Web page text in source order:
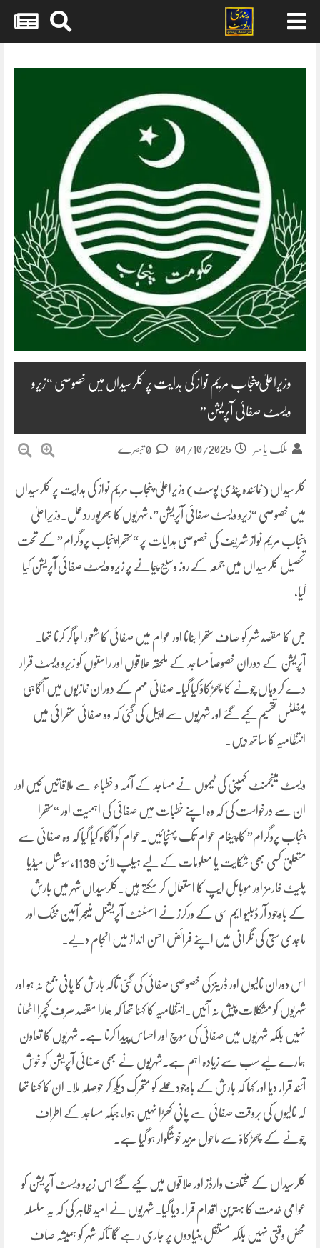
content
وزیراعلیٰ پنجاب مریم نواز کی ہدایت پر کلرسیداں میں خصوصی “زیرو
ویسٹ صفائی آپریشن”
ملک یاسر 04/10/2025
کلرسیداں (نمائندہ پنڈی پوسٹ) وزیراعلیٰ پنجاب مریم نواز کی ہدایت پر کلرسیداں
میں خصوصی “زیرو ویسٹ صفائی آپریشن”، شہریوں کا بھرپور ردعمل۔وزیراعلیٰ
پنجاب مریم نواز شریف کی خصوصی ہدایات پر “ستھرا پنجاب پروگرام” کے تحت
تحصیل کلرسیداں میں جمعہ کے روز وسیع پیمانے پر زیرو ویسٹ صفائی آپریشن کیا
گیا،
جس کا مقصد شہر کو صاف ستھرا بنانا اور عوام میں صفائی کا شعور اجاگر کرنا تھا۔
آپریشن کے دوران خصوصاً مساجد کے ملحقہ علاقوں اور راستوں کو زیرو ویسٹ قرار
دے کر وہاں چونے کا چھڑکاؤ کیا گیا۔ صفائی مہم کے دوران نمازیوں میں آگاہی
پمفلٹس تقسیم کیے گئے اور شہریوں سے اپیل کی گئی کہ وہ صفائی ستھرائی میں
انتظامیہ کا ساتھ دیں۔
ویسٹ مینجمنٹ کمپنی کی ٹیموں نے مساجد کے آئمہ و خطباء سے ملاقاتیں کیں اور
ان سے درخواست کی کہ وہ اپنے خطبات میں صفائی کی اہمیت اور “ستھرا
پنجاب پروگرام” کا پیغام عوام تک پہنچائیں۔عوام کو آگاہ کیا گیا کہ وہ صفائی سے
متعلق کسی بھی شکایت یا معلومات کے لیے ہیلپ لائن 1139، سوشل میڈیا
پلیٹ فارمز اور موبائل ایپ کا استعمال کر سکتے ہیں۔کلرسیداں شہر میں بارش
کے باوجود آر ڈبلیو ایم سی کے ورکرز نے اسسٹنٹ آپریشنل منیجر آمین خٹک اور
ماجدی ستی کی نگرانی میں اپنے فرائض احسن انداز میں انجام دیے۔
اس دوران نالیوں اور ڈرینز کی خصوصی صفائی کی گئی تاکہ بارش کا پانی جمع نہ ہو اور
شہریوں کو مشکلات پیش نہ آئیں۔انتظامیہ کا کہنا تھا کہ ہمارا مقصد صرف کچرا اٹھانا
نہیں بلکہ شہریوں میں صفائی کی سوچ اور احساس پیدا کرنا ہے۔ شہریوں کا تعاون
ہمارے لیے سب سے زیادہ اہم ہے۔شہریوں نے بھی صفائی آپریشن کو خوش
آئند قرار دیا اور کہا کہ بارش کے باوجود عملے کو متحرک دیکھ کر حوصلہ ملا۔ ان کا کہنا تھا
کہ نالیوں کی بروقت صفائی سے پانی کھڑا نہیں ہوا، جبکہ مساجد کے اطراف
چونے کے چھڑکاؤ سے ماحول مزید خوشگوار ہو گیا ہے۔
کلرسیداں کے مختلف وارڈز اور علاقوں میں کیے گئے اس زیرو ویسٹ آپریشن کو
عوامی خدمت کا بہترین اقدام قرار دیا گیا۔ شہریوں نے امید ظاہر کی کہ یہ سلسلہ
محض وقتی نہیں بلکہ مستقل بنیادوں پر جاری رہے گا تاکہ شہر کو ہمیشہ صاف